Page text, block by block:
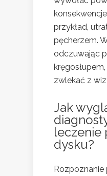
przykład,
pęcherzem.
odczuwając
zwlekać z
Jak
leczenie
dysku?
Rozpoznanie